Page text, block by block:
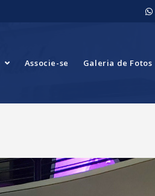
Associe-se Galeria de Fotos